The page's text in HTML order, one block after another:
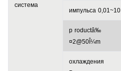
система
импульса 0,01~10
p roductâ‰
¤2@50Î¼m
охлаждения